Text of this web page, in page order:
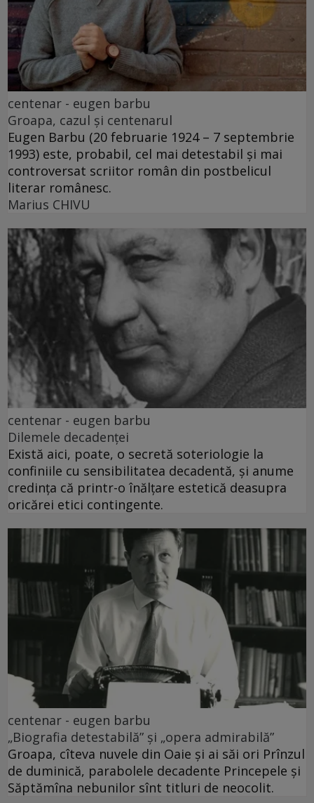
centenar - eugen barbu
Groapa, cazul și centenarul
Eugen Barbu (20 februarie 1924 – 7 septembrie
1993) este, probabil, cel mai detestabil și mai
controversat scriitor român din postbelicul
literar românesc.
Marius CHIVU
centenar - eugen barbu
Dilemele decadenței
Există aici, poate, o secretă soteriologie la
confiniile cu sensibilitatea decadentă, și anume
credința că printr-o înălțare estetică deasupra
oricărei etici contingente.
centenar - eugen barbu
„Biografia detestabilă” și „opera admirabilă”
Groapa, cîteva nuvele din Oaie și ai săi ori Prînzul
de duminică, parabolele decadente Princepele și
Săptămîna nebunilor sînt titluri de neocolit.